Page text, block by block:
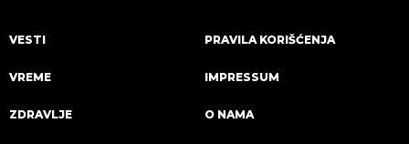
VESTI
VREME
ZDRAVLJE
PRAVILA KORIŠĆENJA
IMPRESSUM
O NAMA